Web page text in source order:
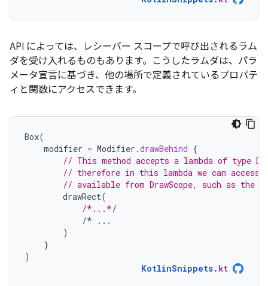
API によっては、レシーバー スコープで呼び出されるラム
ダを受け入れるものもあります。こうしたラムダは、パラ
メータ宣言に基づき、他の場所で定義されているプロパテ
ィと関数にアクセスできます。
Box(
modifier = Modifier .drawBehind {
// This method accepts a lambda of type
// therefore in this lambda we can access
// available from DrawScope, such as the
drawRect(
/*...*/
/*
...
)
}
)
KotlinSnippets. kt